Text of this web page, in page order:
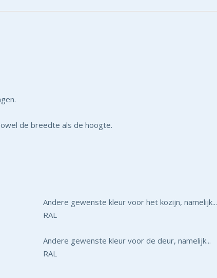
de breedte als de hoogte.
Andere gewenste kleur voor het kozijn, namelijk...
RAL
Andere gewenste kleur voor de deur, namelijk...
RAL